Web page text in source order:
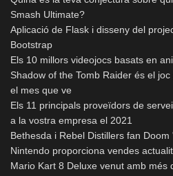
Smash Ultimate?
Aplicació de Flask i disseny del
Bootstrap
Els 10 millors videojocs basats en
Shadow of the Tomb Raider és el
el mes que ve
Els 11 principals proveïdors de
a la vostra empresa el 2021
Bethesda i Rebel Distillers fan Doom
Nintendo proporciona vendes
Mario Kart 8 Deluxe venut amb més